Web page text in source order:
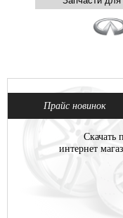
Прайс новинок
Скачать
интернет